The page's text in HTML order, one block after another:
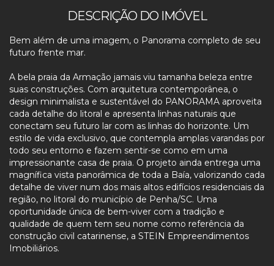
DESCRIÇÃO DO IMÓVEL
Bem além de uma imagem, o Panorama completo de seu
futuro frente mar.
A bela praia da Armação jamais viu tamanha beleza entre
suas construções. Com arquitetura contemporânea, o
design minimalista e sustentável do PANORAMA aproveita
cada detalhe do litoral e apresenta linhas naturais que
conectam seu futuro lar com as linhas do horizonte. Um
estilo de vida exclusivo, que contempla amplas varandas por
todo seu entorno e fazem sentir-se como em uma
impressionante casa de praia. O projeto ainda entrega uma
magnífica vista panorâmica de toda a Baía, valorizando cada
detalhe de viver num dos mais altos edifícios residenciais da
região, no litoral do município de Penha/SC. Uma
oportunidade única de bem-viver com a tradição e
qualidade de quem tem seu nome como referência da
construção civil catarinense, a STEIN Empreendimentos
Imobiliários.